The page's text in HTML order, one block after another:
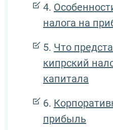
налога на
Что
кипрский
капитала
прибыль